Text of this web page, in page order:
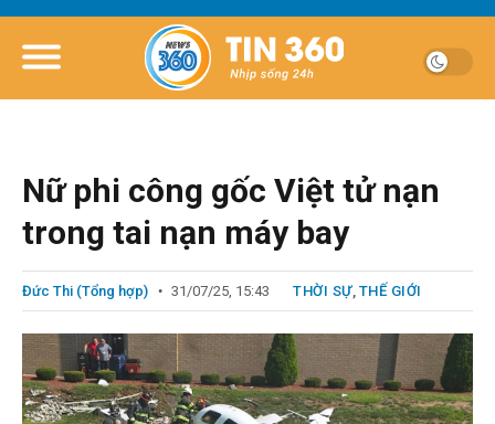
Nữ phi công gốc Việt tử nạn
trong tai nạn máy bay
Đức Thi (Tổng hợp) 31/07/25, 15:43 THỜI SỰ, THẾ GIỚI